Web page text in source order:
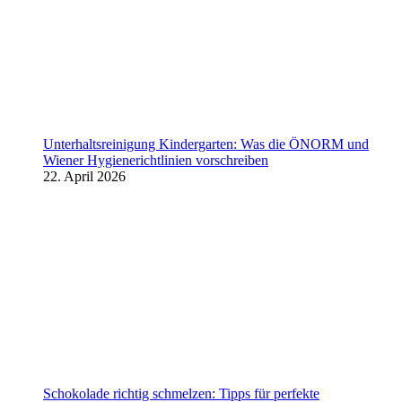
Unterhaltsreinigung Kindergarten: Was die ÖNORM und
Wiener Hygienerichtlinien vorschreiben
22. April 2026
Schokolade richtig schmelzen: Tipps für perfekte